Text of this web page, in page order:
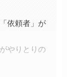
依頼者」が
やりとりの